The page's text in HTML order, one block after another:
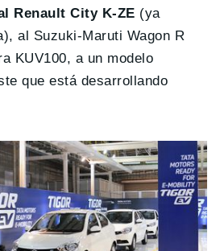
Renault City K-ZE (ya
al Suzuki-Maruti Wagon R
KUV100, a un modelo
que está desarrollando